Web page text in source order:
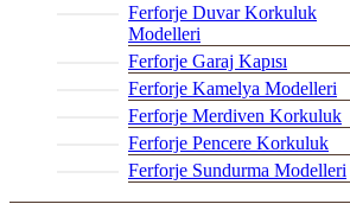
Ferforje Duvar Korkuluk
Modelleri
Ferforje Garaj Kapısı
Ferforje Kamelya Modelleri
Ferforje Merdiven Korkuluk
Ferforje Pencere Korkuluk
Ferforje Sundurma Modelleri